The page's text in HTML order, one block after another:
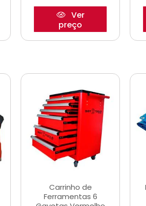
Ver
preço
Carrinho de
Ferramentas 6